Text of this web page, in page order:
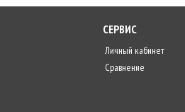
СЕРВИС
Личный кабинет
Сравнение